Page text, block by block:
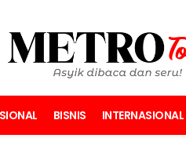
BISNIS INTERNASIONAL